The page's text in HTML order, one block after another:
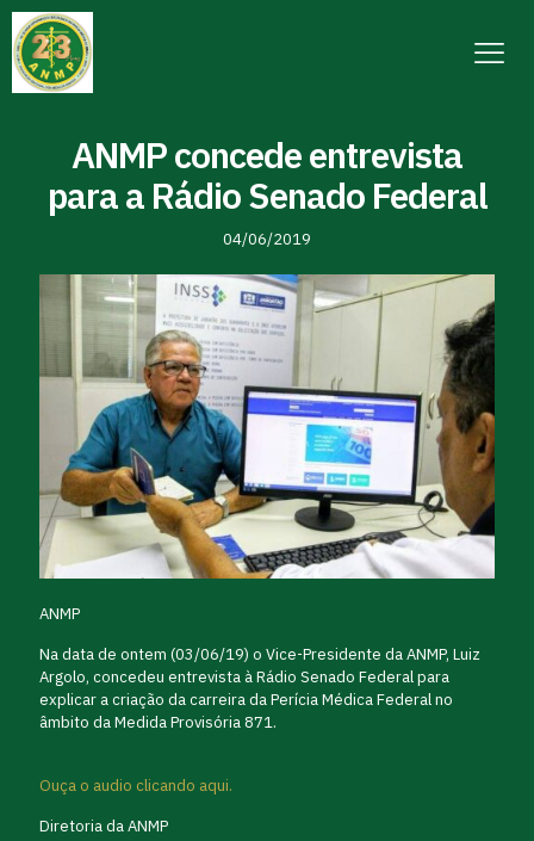
ANMP concede entrevista
para a Rádio Senado Federal
04/06/2019
ANMP
Na data de ontem (03/06/19) o Vice-Presidente da ANMP, Luiz
Argolo, concedeu entrevista à Rádio Senado Federal para
explicar a criação da carreira da Perícia Médica Federal no
âmbito da Medida Provisória 871.
Ouça o audio clicando aqui.
Diretoria da ANMP